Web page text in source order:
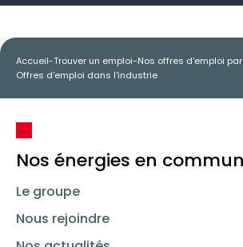
Accueil-Trouver un emploi-Nos offres d'emploi
Offres d'emploi dans l'industrie
Nos énergies en commun
Le groupe
Nous rejoindre